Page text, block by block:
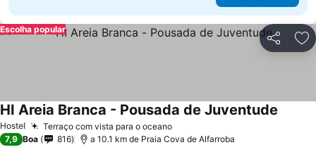
Partilhar
Escolha popular
Hostel Terraço com vista para o oceanoVer preços
HI Areia Branca - Pousada de Juventude
7,9 Boa 816 a 10.1 km de Praia Cova de Alfarroba